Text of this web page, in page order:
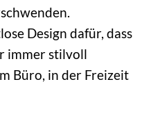
Design dafür, dass
immer stilvoll
Büro, in der Freizeit